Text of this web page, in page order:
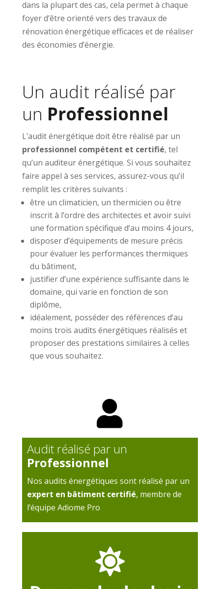
dans la plupart des cas, cela permet à chaque
foyer d’être orienté vers des travaux de
rénovation énergétique efficaces et de réaliser
des économies d’énergie.
Un audit réalisé par
un Professionnel
L’audit énergétique doit être réalisé par un
professionnel compétent et certifié, tel
qu’un auditeur énergétique. Si vous souhaitez
faire appel à ses services, assurez-vous qu’il
remplit les critères suivants :
être un climaticien, un thermicien ou être
inscrit à l’ordre des architectes et avoir suivi
une formation spécifique d’au moins 4 jours,
disposer d’équipements de mesure précis
pour évaluer les performances thermiques
du bâtiment,
justifier d’une expérience suffisante dans le
domaine, qui varie en fonction de son
diplôme,
idéalement, posséder des références d’au
moins trois audits énergétiques réalisés et
proposer des prestations similaires à celles
que vous souhaitez.

Audit réalisé par un
Professionnel
Nos audits énergétiques sont réalisé par un
expert en bâtiment certifié, membre de
l’équipe Adiome Pro
